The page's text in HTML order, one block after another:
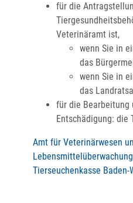
für die
Veterinäramt ist,
wenn Sie in
das
wenn Sie in
das
für die Bearbeitung
Entschädigung: die
Amt für Veterinärwesen
Tierseuchenkasse Baden-